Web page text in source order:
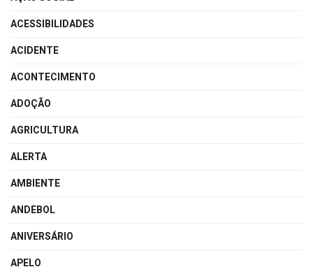
ACESSIBILIDADES
ACIDENTE
ACONTECIMENTO
ADOÇÃO
AGRICULTURA
ALERTA
AMBIENTE
ANDEBOL
ANIVERSÁRIO
APELO